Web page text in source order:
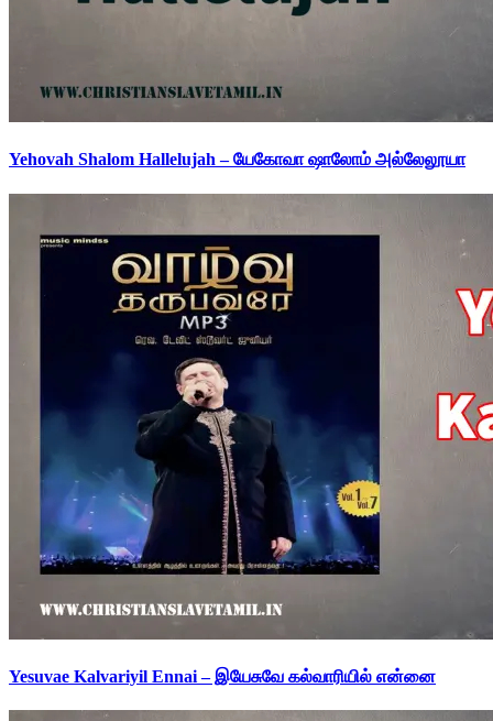
Yehovah Shalom Hallelujah – யேகோவா ஷாலோம் அல்லேலூயா
Yesuvae Kalvariyil Ennai – இயேசுவே கல்வாரியில் என்னை